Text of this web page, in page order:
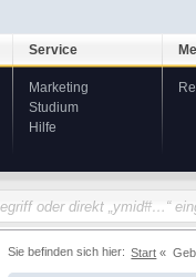
Service
Marketing
Studium
Hilfe
Sie befinden sich hier: Start